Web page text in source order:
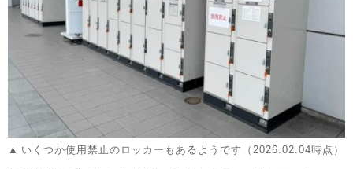
いくつか使用禁止のロッカーもあるようです（2026.02.04時点）